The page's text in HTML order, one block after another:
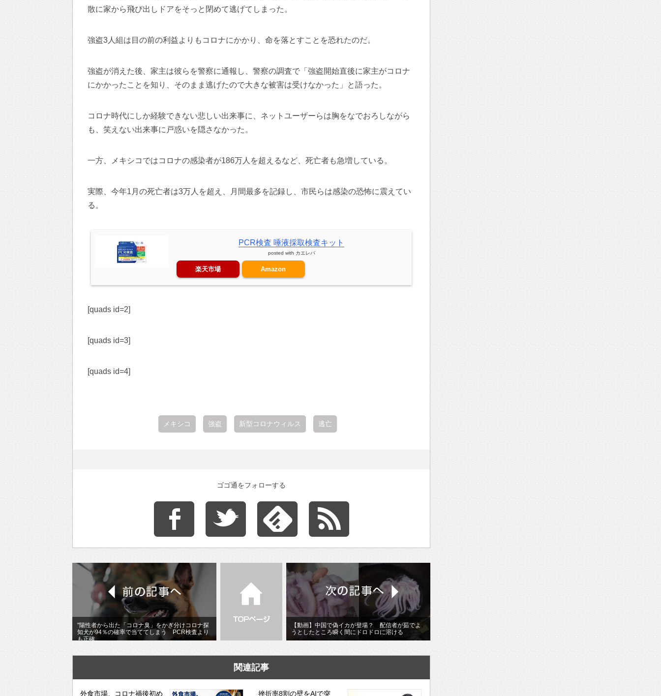
散に家から飛び出しドアをそっと閉めて逃げてしまった。
強盗3人組は目の前の利益よりもコロナにかかり、命を落とすことを恐れたのだ。
強盗が消えた後、家主は彼らを警察に通報し、警察の調査で「強盗開始直後に家主がコロナ
にかかったことを知り、そのまま逃げたので大きな被害は受けなかった」と語った。
コロナ時代にしか経験できない悲しい出来事に、ネットユーザーらは胸をなでおろしながら
も、笑えない出来事に戸惑いを隠さなかった。
一方、メキシコではコロナの感染者が186万人を超えるなど、死亡者も急増している。
実際、今年1月の死亡者は3万人を超え、月間最多を記録し、市民らは感染の恐怖に震えてい
る。
PCR検査 唾液採取検査キット
posted with カエレバ
楽天市場 Amazon
[quads id=2]
[quads id=3]
[quads id=4]
メキシコ 強盗 新型コロナウィルス 逃亡
ゴゴ通をフォローする
"陽性者から出た「コロナ臭」をかぎ分けコロナ探
知犬が94％の確率で当ててしまう PCR検査より
も正確
【動画】中国で偽イカが登場？ 配信者が茹でよ
うとしたところ瞬く間にドロドロに溶ける
関連記事
外食市場、コロナ禍後初め
挫折率8割の壁をAIで突